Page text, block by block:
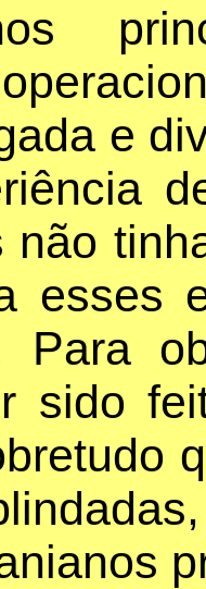
nos
e
não
esses
Para
sido